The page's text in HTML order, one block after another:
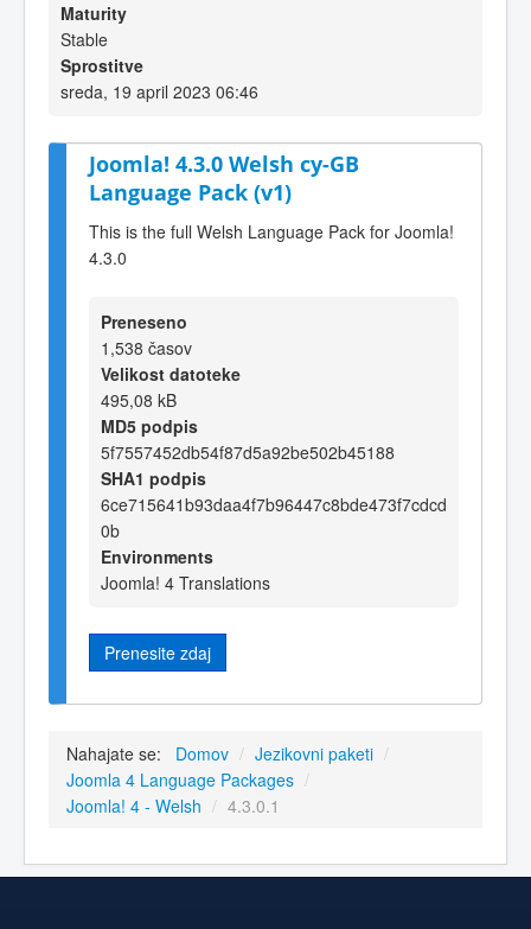
Maturity
Stable
Sprostitve
sreda, 19 april 2023 06:46
Joomla! 4.3.0 Welsh cy-GB
Language Pack (v1)
This is the full Welsh Language Pack for Joomla!
4.3.0
Preneseno
1,538 časov
Velikost datoteke
495,08 kB
MD5 podpis
5f7557452db54f87d5a92be502b45188
SHA1 podpis
6ce715641b93daa4f7b96447c8bde473f7cdcd
0b
Environments
Joomla! 4 Translations
Prenesite zdaj
Nahajate se: Domov / Jezikovni paketi /
Joomla 4 Language Packages /
Joomla! 4 - Welsh / 4.3.0.1